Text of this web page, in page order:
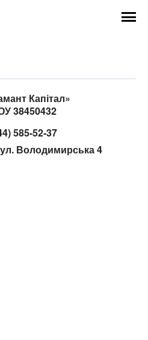
Капітал»
38450432
585-52-37
Володимирська 4